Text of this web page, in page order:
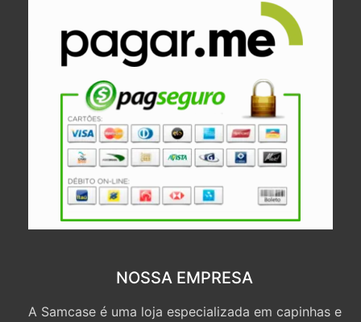
NOSSA EMPRESA
A Samcase é uma loja especializada em capinhas e